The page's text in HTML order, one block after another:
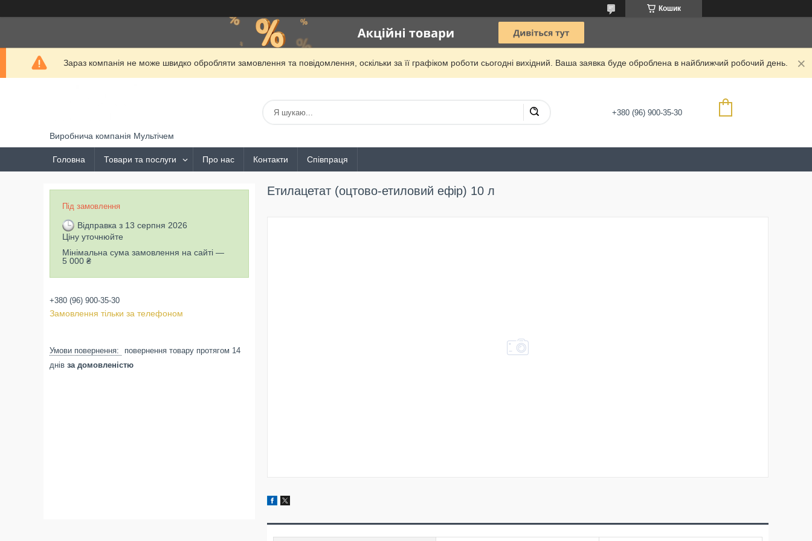
Кошик
Зараз компанія не може швидко обробляти замовлення та повідомлення, оскільки за її графіком роботи сьогодні вихідний. Ваша заявка буде оброблена в найближчий робочий день.
Виробнича компанія Мультічем
+380 (96) 900-35-30
Головна Товари та послуги Про нас Контакти Співпраця
Етилацетат (оцтово-етиловий ефір) 10 л
Під замовлення
Відправка з 13 серпня 2026
Ціну уточнюйте
Мінімальна сума замовлення на сайті —
5 000 ₴
+380 (96) 900-35-30
Замовлення тільки за телефоном
повернення товару протягом 14
днів за домовленістю